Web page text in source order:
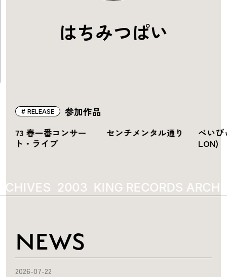
はちみつぱい
参加作品
RELEASE
73 春一番コンサー
ト・ライブ
センチメンタル通り
べいび
LON)
2003 KING RECORDS
NEWS
2026-07-22